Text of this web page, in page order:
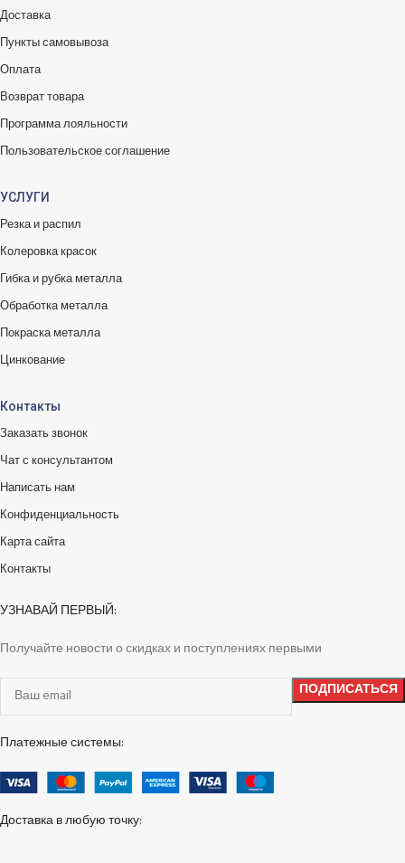
Доставка
Пункты самовывоза
Оплата
Возврат товара
Программа лояльности
Пользовательское соглашение
УСЛУГИ
Резка и распил
Колеровка красок
Гибка и рубка металла
Обработка металла
Покраска металла
Цинкование
Контакты
Заказать звонок
Чат с консультантом
Написать нам
Конфиденциальность
Карта сайта
Контакты
УЗНАВАЙ ПЕРВЫЙ:
Получайте новости о скидках и поступлениях первыми
Платежные системы:
Доставка в любую точку: